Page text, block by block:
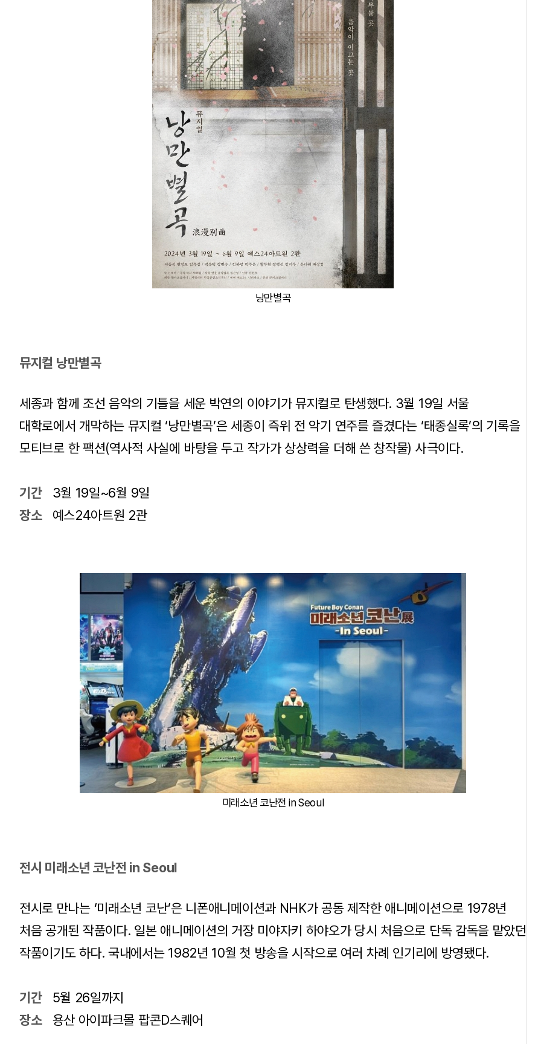
낭만별곡
뮤지컬 낭만별곡
세종과 함께 조선 음악의 기틀을 세운 박연의 이야기가 뮤지컬로 탄생했다. 3월 19일 서울
대학로에서 개막하는 뮤지컬 ‘낭만별곡’은 세종이 즉위 전 악기 연주를 즐겼다는 ‘태종실록’의 기록을
모티브로 한 팩션(역사적 사실에 바탕을 두고 작가가 상상력을 더해 쓴 창작물) 사극이다.
기간3월 19일~6월 9일
장소예스24아트원 2관
미래소년 코난전 in Seoul
전시 미래소년 코난전 in Seoul
전시로 만나는 ‘미래소년 코난’은 니폰애니메이션과 NHK가 공동 제작한 애니메이션으로 1978년
처음 공개된 작품이다. 일본 애니메이션의 거장 미야자키 하야오가 당시 처음으로 단독 감독을 맡았던
작품이기도 하다. 국내에서는 1982년 10월 첫 방송을 시작으로 여러 차례 인기리에 방영됐다.
기간5월 26일까지
장소용산 아이파크몰 팝콘D스퀘어